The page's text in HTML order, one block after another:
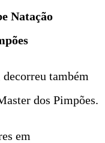
Natação
também
dos Pimpões.
em